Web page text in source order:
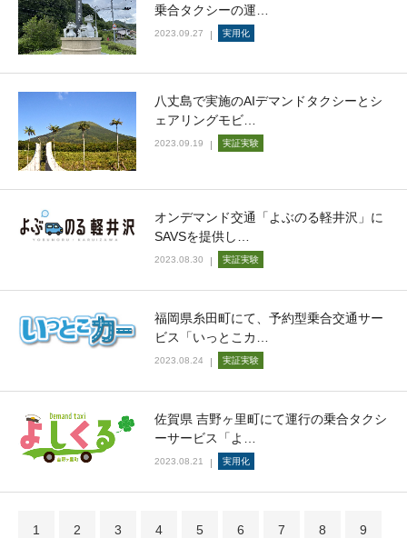
乗合タクシーの運…
2023.09.27 実用化
八丈島で実施のAIデマンドタクシーとシ
ェアリングモビ…
2023.09.19 実証実験
オンデマンド交通「よぶのる軽井沢」に
SAVSを提供し…
2023.08.30 実証実験
福岡県糸田町にて、予約型乗合交通サー
ビス「いっとこカ…
2023.08.24 実証実験
佐賀県 吉野ヶ里町にて運行の乗合タクシ
ーサービス「よ…
2023.08.21 実用化
1 2 3 4 5 6 7 8 9